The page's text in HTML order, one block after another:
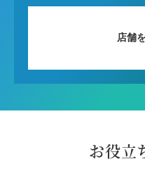
店舗
お役立